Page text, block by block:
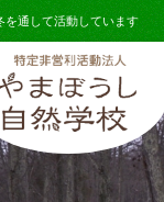
を通して活動しています